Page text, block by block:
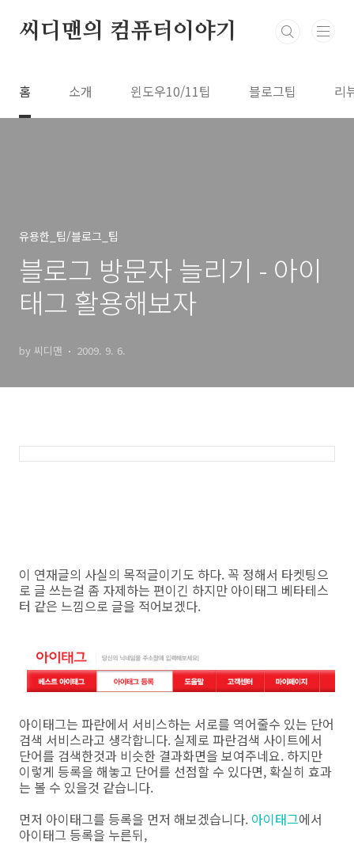
씨디맨의 컴퓨터이야기
홈 소개 윈도우10/11팁 블로그팁 리
유용한_팁/블로그_팁
블로그 방문자 늘리기 - 아이
태그 활용해보자
by 씨디맨 2009. 9. 6.
이 연재글의 사실의 목적글이기도 하다. 꼭 정해서 타켓팅으
로 글 쓰는걸 좀 자제하는 편이긴 하지만 아이태그 베타테스
터 같은 느낌으로 글을 적어보겠다.
아이태그는 파란에서 서비스하는 서로를 역어줄수 있는 단어
검색 서비스라고 생각합니다. 실제로 파란검색 사이트에서
단어를 검색한것과 비슷한 결과화면을 보여주네요. 하지만
이렇게 등록을 해놓고 단어를 선점할 수 있다면, 확실히 효과
는 볼 수 있을것 같습니다.
먼저 아이태그를 등록을 먼저 해보겠습니다. 아이태그에서
아이태그 등록을 누른뒤,